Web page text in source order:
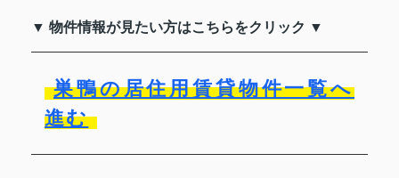
▼ 物件情報が見たい方はこちらをクリック ▼
巣鴨の居住用賃貸物件一覧へ
進む